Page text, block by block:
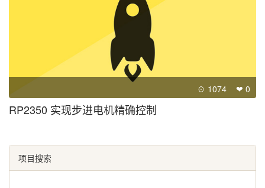
☉ 1074 ❤ 0
RP2350 实现步进电机精确控制
项目搜索